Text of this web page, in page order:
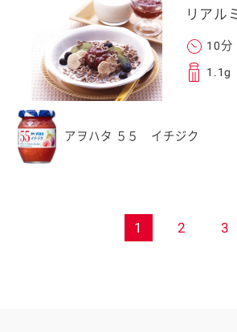
リアル
10分
1.1g
アヲハタ ５５ イチジク
1 2 3